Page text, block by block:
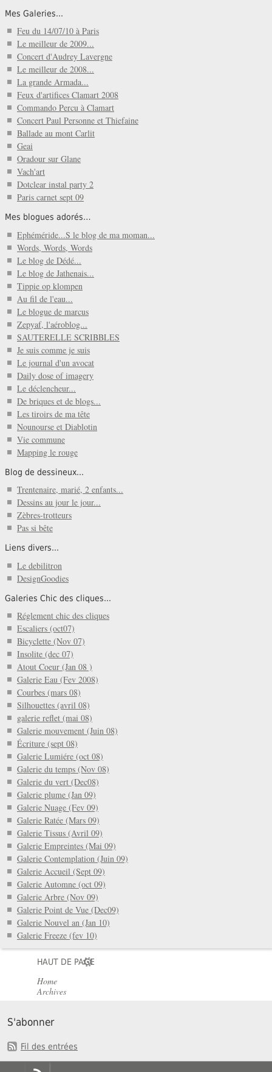
Mes Galeries...
Feu du 14/07/10 à Paris
Le meilleur de 2009...
Concert d'Audrey Lavergne
Le meilleur de 2008...
La grande Armada...
Feux d'artifices Clamart 2008
Commando Percu à Clamart
Concert Paul Personne et Thiefaine
Ballade au mont Carlit
Geai
Oradour sur Glane
Vach'art
Dotclear instal party 2
Paris carnet sept 09
Mes blogues adorés…
Ephéméride...S le blog de ma moman...
Words, Words, Words
Le blog de Dédé...
Le blog de Jathenais...
Tippie op klompen
Au fil de l'eau...
Le blogue de marcus
Zepyaf, l'aéroblog...
SAUTERELLE SCRIBBLES
Je suis comme je suis
Le journal d'un avocat
Daily dose of imagery
Le déclencheur...
De briques et de blogs...
Les tiroirs de ma tête
Nounourse et Diablotin
Vie commune
Mapping le rouge
Blog de dessineux...
Trentenaire, marié, 2 enfants...
Dessins au jour le jour...
Zèbres-trotteurs
Pas si bête
Liens divers...
Le debilitron
DesignGoodies
Galeries Chic des cliques...
Réglement chic des cliques
Escaliers (oct07)
Bicyclette (Nov 07)
Insolite (dec 07)
Atout Coeur (Jan 08 )
Galerie Eau (Fev 2008)
Courbes (mars 08)
Silhouettes (avril 08)
galerie reflet (mai 08)
Galerie mouvement (Juin 08)
Écriture (sept 08)
Galerie Lumiére (oct 08)
Galerie du temps (Nov 08)
Galerie du vert (Dec08)
Galerie plume (Jan 09)
Galerie Nuage (Fev 09)
Galerie Ratée (Mars 09)
Galerie Tissus (Avril 09)
Galerie Empreintes (Mai 09)
Galerie Contemplation (Juin 09)
Galerie Accueil (Sept 09)
Galerie Automne (oct 09)
Galerie Arbre (Nov 09)
Galerie Point de Vue (Dec09)
Galerie Nouvel an (Jan 10)
Galerie Freeze (fev 10)
HAUT DE PAGE
Home
Archives
S'abonner
Fil des entrées